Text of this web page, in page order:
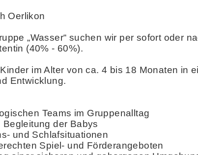
Oerlikon
„Wasser“ suchen wir per sofort oder
(40% - 60%).
im Alter von ca. 4 bis 18 Monaten in
Entwicklung.
Teams im Gruppenalltag
der Babys
und Schlafsituationen
Spiel- und Förderangeboten